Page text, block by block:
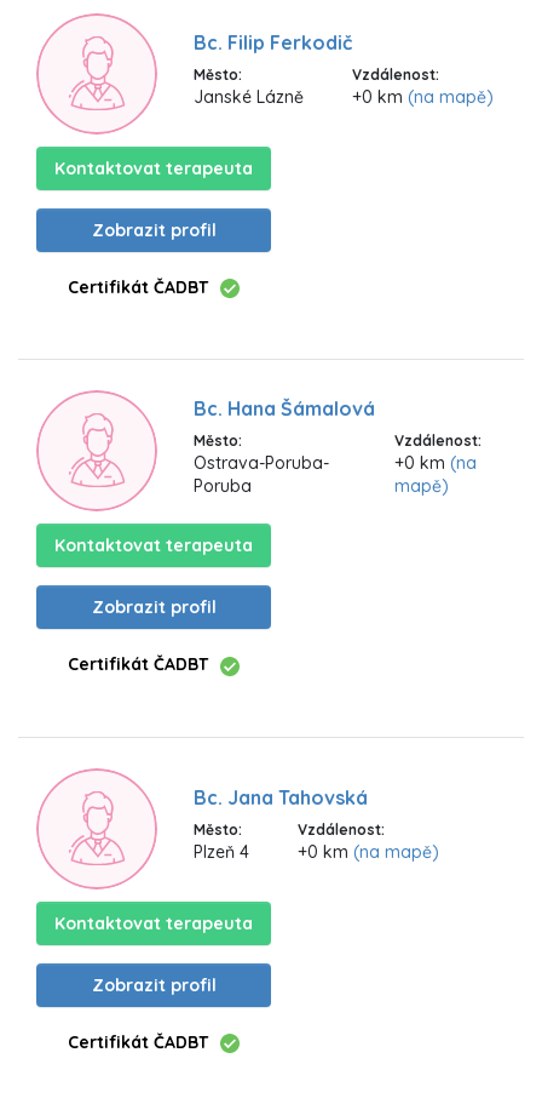
Bc. Filip Ferkodič
Město:
Janské Lázně
Vzdálenost:
+0 km (na mapě)
Kontaktovat terapeuta
Zobrazit profil
Certifikát ČADBT
Bc. Hana Šámalová
Město:
Ostrava-Poruba-
Poruba
Vzdálenost:
+0 km (na
mapě)
Kontaktovat terapeuta
Zobrazit profil
Certifikát ČADBT
Bc. Jana Tahovská
Město:
Plzeň 4
Vzdálenost:
+0 km (na mapě)
Kontaktovat terapeuta
Zobrazit profil
Certifikát ČADBT